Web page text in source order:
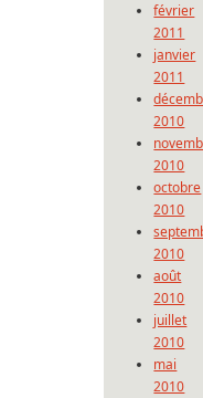
février
2011
janvier
2011
2010
2010
octobre
2010
2010
août
2010
juillet
2010
mai
2010